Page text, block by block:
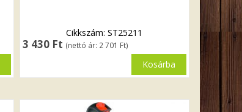
3 430 Ft (nettó ár: 2 701 Ft)
Cikkszám: ST25211
Kosárba